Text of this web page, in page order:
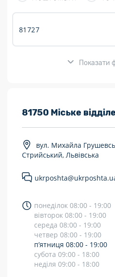
Показати
Розклад роботи:
Працюють після 19:00
Укрпошта Експрес/
Укрпошта Стандарт/
Доставка за межі
Прийом вантажів
81750 Міське
вул. Михайла
Стрийський, Львівська
понеділок 08:00 - 19:00
вівторок 08:00 - 19:00
середа 08:00 - 19:00
четвер 08:00 - 19:00
п’ятниця 08:00 - 19:00
субота 09:00 - 18:00
неділя 09:00 - 18:00